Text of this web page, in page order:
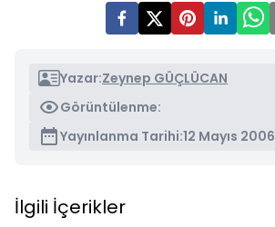
Yazar:Zeynep GÜÇLÜCAN
Görüntülenme:
Yayınlanma Tarihi:12 Mayıs 2006
İlgili İçerikler